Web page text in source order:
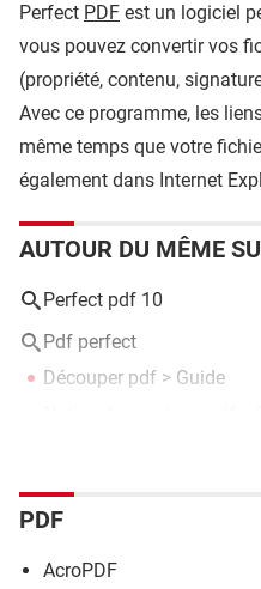
Perfect PDF est un logiciel
vous pouvez convertir vos
(propriété, contenu,
Avec ce programme, les
même temps que votre
également dans Internet
AUTOUR DU MÊME
Perfect pdf 10
Pdf perfect
Découper pdf > Guide
PDF
AcroPDF